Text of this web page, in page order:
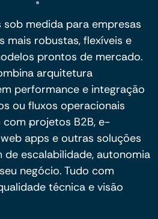
sob medida para empresas
mais robustas, flexíveis e
prontos de mercado.
arquitetura
performance e integração
ou fluxos operacionais
projetos B2B, e-
apps e outras soluções
escalabilidade, autonomia
negócio. Tudo com
técnica e visão